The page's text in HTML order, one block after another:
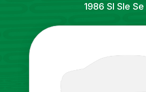
1986 Sl Sle Se